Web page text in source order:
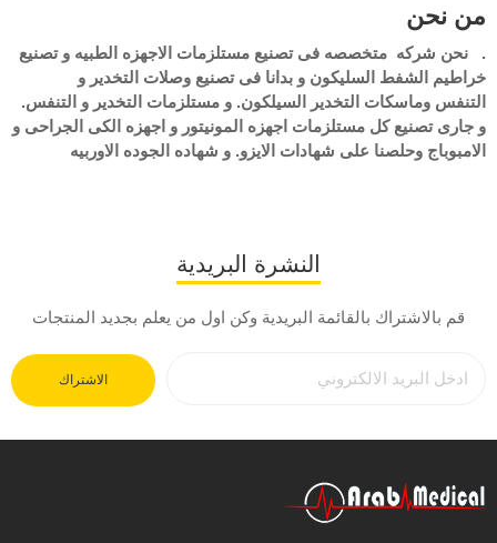
من نحن
. نحن شركه متخصصه فى تصنيع مستلزمات الاجهزه الطبيه و تصنيع
خراطيم الشفط السليكون و بدانا فى تصنيع وصلات التخدير و
التنفس وماسكات التخدير السيلكون. و مستلزمات التخدير و التنفس.
و جارى تصنيع كل مستلزمات اجهزه المونيتور و اجهزه الكى الجراحى و
الامبوباج وحلصنا على شهادات الايزو. و شهاده الجوده الاوربيه
النشرة البريدية
قم بالاشتراك بالقائمة البريدية وكن اول من يعلم بجديد المنتجات
الاشتراك